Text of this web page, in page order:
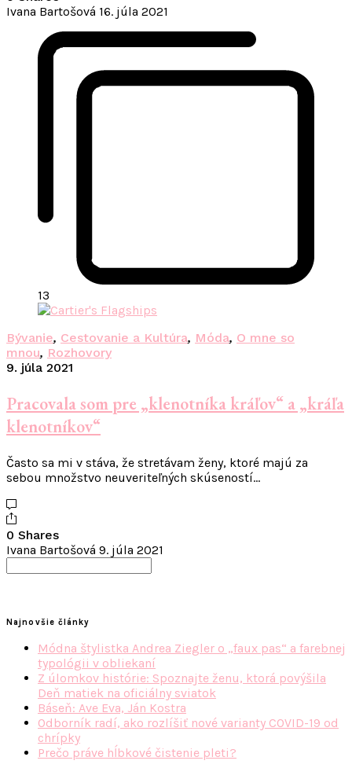
Ivana Bartošová 16. júla 2021
13
Bývanie, Cestovanie a Kultúra, Móda, O mne so
mnou, Rozhovory
9. júla 2021
Pracovala som pre „klenotníka kráľov“ a „kráľa
klenotníkov“
Často sa mi v stáva, že stretávam ženy, ktoré majú za
sebou množstvo neuveriteľných skúseností…
0 Shares
Ivana Bartošová 9. júla 2021
Najnovšie články
Módna štylistka Andrea Ziegler o „faux pas“ a farebnej
typológii v obliekaní
Z úlomkov histórie: Spoznajte ženu, ktorá povýšila
Deň matiek na oficiálny sviatok
Báseň: Ave Eva, Ján Kostra
Odborník radí, ako rozlíšiť nové varianty COVID-19 od
chrípky
Prečo práve hĺbkové čistenie pleti?